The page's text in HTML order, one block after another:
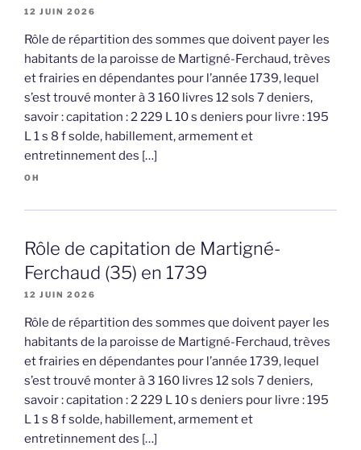
12 JUIN 2026
Rôle de répartition des sommes que doivent payer les
habitants de la paroisse de Martigné-Ferchaud, trèves
et frairies en dépendantes pour l’année 1739, lequel
s’est trouvé monter à 3 160 livres 12 sols 7 deniers,
savoir : capitation : 2 229 L 10 s deniers pour livre : 195
L 1 s 8 f solde, habillement, armement et
entretinnement des […]
OH
Rôle de capitation de Martigné-
Ferchaud (35) en 1739
12 JUIN 2026
Rôle de répartition des sommes que doivent payer les
habitants de la paroisse de Martigné-Ferchaud, trèves
et frairies en dépendantes pour l’année 1739, lequel
s’est trouvé monter à 3 160 livres 12 sols 7 deniers,
savoir : capitation : 2 229 L 10 s deniers pour livre : 195
L 1 s 8 f solde, habillement, armement et
entretinnement des […]